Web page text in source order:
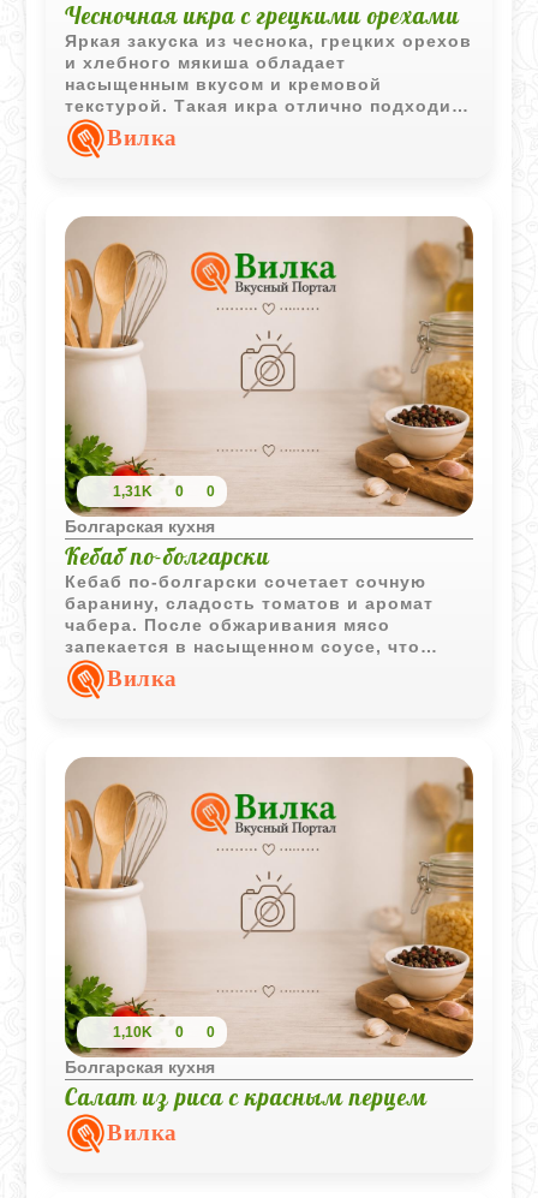
Чесночная икра с грецкими орехами
Яркая закуска из чеснока, грецких орехов
и хлебного мякиша обладает
насыщенным вкусом и кремовой
текстурой. Такая икра отлично подходит
для намазывания на тосты, гренки или
свежий хлеб.
Вилка
1,31K 0 0
Болгарская кухня
Кебаб по-болгарски
Кебаб по-болгарски сочетает сочную
баранину, сладость томатов и аромат
чабера. После обжаривания мясо
запекается в насыщенном соусе, что
делает блюдо особенно выразительным
и аппетитным.
Вилка
1,10K 0 0
Болгарская кухня
Салат из риса с красным перцем
Вилка